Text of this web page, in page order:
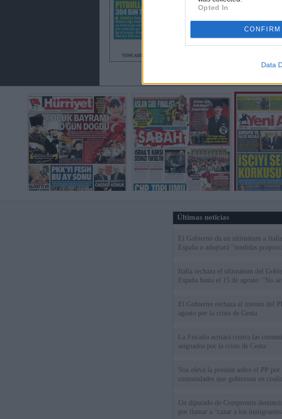
Opted In
CONFIRM
Data
Últimas noticias
El Gobierno da un ultimátum a
España o adoptará "medidas
Italia rechaza el ultimátum del
España hasta el 15 de agosto: "No
El Gobierno rechaza el intento del
agosto por la crisis de Ceuta
La Fiscalía actuará contra las
asignados por la crisis de Ceuta
Vox eleva la presión sobre el PP
comunidades que gobiernan en
Un diputado de Compromís
por llamar a “cazar a los